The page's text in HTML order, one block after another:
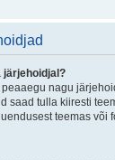
järjehoidjal?
nagu
saad tulla kiiresti
teemas või